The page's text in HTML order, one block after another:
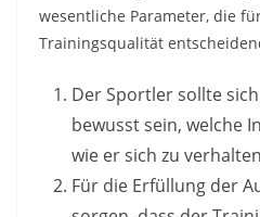
wesentliche Parameter, die
Trainingsqualität
Der Sportler sollte
bewusst sein, welche
wie er sich zu
Für die Erfüllung der